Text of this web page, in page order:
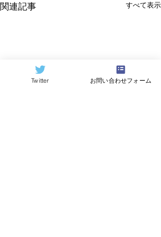
関連記事 すべて表示
Twitter お問い合わせフォーム